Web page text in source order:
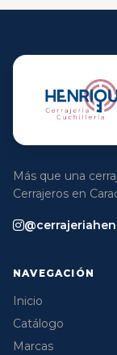
Más que una
Cerrajeros en
NAVEGACIÓN
Inicio
Catálogo
Marcas